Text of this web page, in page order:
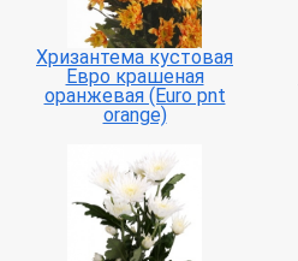
Хризантема кустовая
Евро крашеная
оранжевая (Euro pnt
orange)